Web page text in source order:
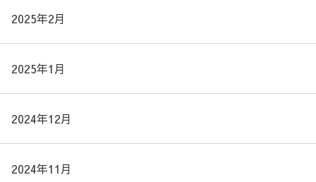
2025年2月
2025年1月
2024年12月
2024年11月